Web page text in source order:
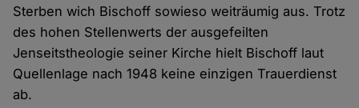
Sterben wich Bischoff sowieso weiträumig aus. Trotz
des hohen Stellenwerts der ausgefeilten
Jenseitstheologie seiner Kirche hielt Bischoff laut
Quellenlage nach 1948 keine einzigen Trauerdienst
ab.